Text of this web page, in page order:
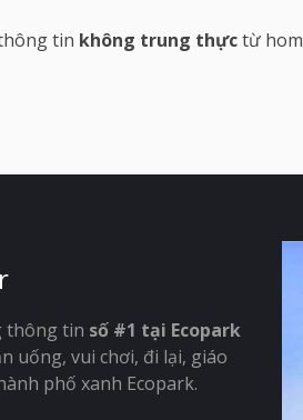
tin không trung thựctừ
thông tin số #1 tại Ecopark
uống, vui chơi, đi lại, giáo
phố xanh Ecopark.